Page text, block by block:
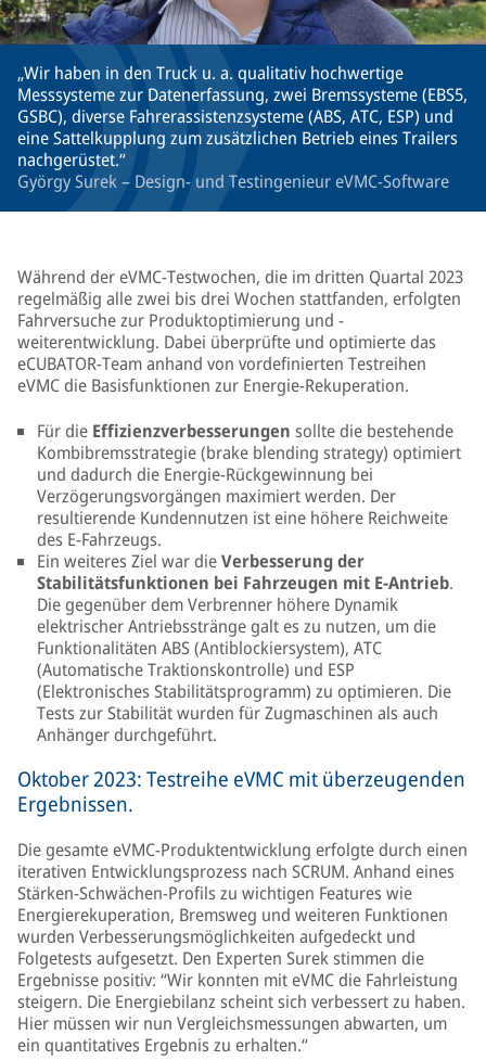
Wir haben in den Truck u. a. qualitativ hochwertige
Messsysteme zur Datenerfassung, zwei Bremssysteme (EBS5,
GSBC), diverse Fahrerassistenzsysteme (ABS, ATC, ESP) und
eine Sattelkupplung zum zusätzlichen Betrieb eines Trailers
nachgerüstet.
György Surek – Design- und Testingenieur eVMC-Software
Während der eVMC-Testwochen, die im dritten Quartal 2023
regelmäßig alle zwei bis drei Wochen stattfanden, erfolgten
Fahrversuche zur Produktoptimierung und -
weiterentwicklung. Dabei überprüfte und optimierte das
eCUBATOR-Team anhand von vordefinierten Testreihen
eVMC die Basisfunktionen zur Energie-Rekuperation.
Für die Effizienzverbesserungen sollte die bestehende
Kombibremsstrategie (brake blending strategy) optimiert
und dadurch die Energie-Rückgewinnung bei
Verzögerungsvorgängen maximiert werden. Der
resultierende Kundennutzen ist eine höhere Reichweite
des E-Fahrzeugs.
Ein weiteres Ziel war dieVerbesserung der
Stabilitätsfunktionen bei Fahrzeugen mit E-Antrieb.
Die gegenüber dem Verbrenner höhere Dynamik
elektrischer Antriebsstränge galt es zu nutzen, um die
Funktionalitäten ABS (Antiblockiersystem), ATC
(Automatische Traktionskontrolle) und ESP
(Elektronisches Stabilitätsprogramm) zu optimieren. Die
Tests zur Stabilität wurden für Zugmaschinen als auch
Anhänger durchgeführt.
Oktober 2023: Testreihe eVMC mit überzeugenden
Ergebnissen.
Die gesamte eVMC-Produktentwicklung erfolgte durch einen
iterativen Entwicklungsprozess nach SCRUM. Anhand eines
Stärken-Schwächen-Profils zu wichtigen Features wie
Energierekuperation, Bremsweg und weiteren Funktionen
wurden Verbesserungsmöglichkeiten aufgedeckt und
Folgetests aufgesetzt. Den Experten Surek stimmen die
Ergebnisse positiv: “Wir konnten mit eVMC die Fahrleistung
steigern. Die Energiebilanz scheint sich verbessert zu haben.
Hier müssen wir nun Vergleichsmessungen abwarten, um
ein quantitatives Ergebnis zu erhalten.“